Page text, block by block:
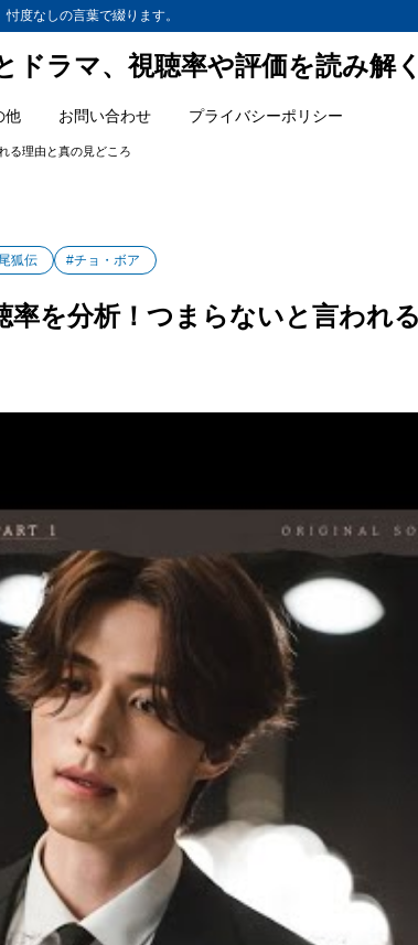
度なしの言葉で綴ります。
ラマ、視聴率や評価を読み解
他 お問い合わせ プライバシーポリシー
る理由と真の見どころ
狐伝 #チョ・ボア
率を分析！つまらないと言われ